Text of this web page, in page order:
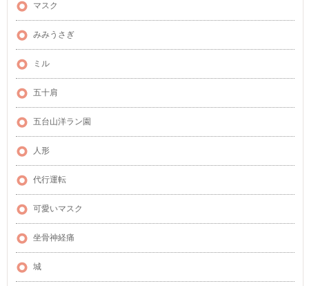
マスク
みみうさぎ
ミル
五十肩
五台山洋ラン園
人形
代行運転
可愛いマスク
坐骨神経痛
城